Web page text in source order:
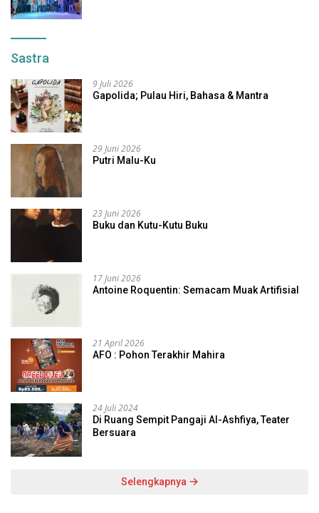
Sastra
9 Juli 2026
Gapolida; Pulau Hiri, Bahasa & Mantra
29 Juni 2026
Putri Malu-Ku
23 Juni 2026
Buku dan Kutu-Kutu Buku
17 Juni 2026
Antoine Roquentin: Semacam Muak Artifisial
21 April 2026
AFO : Pohon Terakhir Mahira
24 Juli 2024
Di Ruang Sempit Pangaji Al-Ashfiya, Teater
Bersuara
Selengkapnya